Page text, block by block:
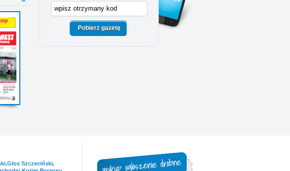
Pobierz gazetę
,Głos Szczeciński,